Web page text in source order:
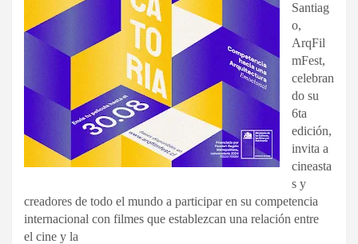
Santiag
o,
ArqFil
mFest,
celebran
do su
6ta
edición,
invita a
cineasta
s y
creadores de todo el mundo a participar en su competencia
internacional con filmes que establezcan una relación entre
el cine y la